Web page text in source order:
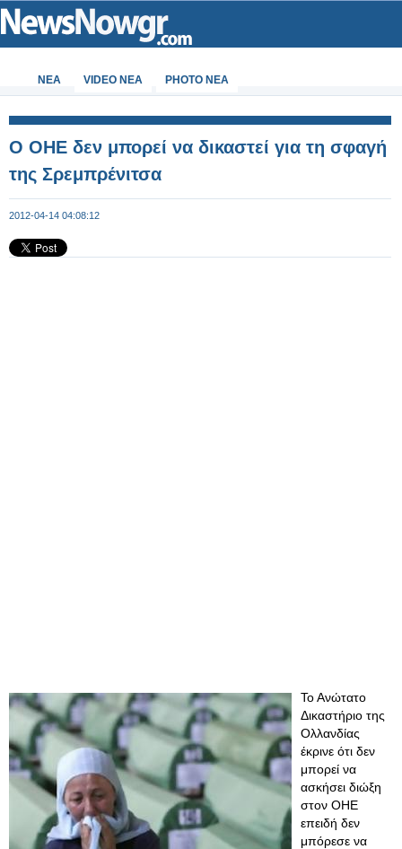
ΝΕΑ VIDEO NEA PHOTO NEA
Ο ΟΗΕ δεν μπορεί να δικαστεί για τη σφαγή
της Σρεμπρένιτσα
2012-04-14 04:08:12
Το Ανώτατο
Δικαστήριο της
Ολλανδίας
έκρινε ότι δεν
μπορεί να
ασκήσει διώξη
στον ΟΗΕ
επειδή δεν
μπόρεσε να